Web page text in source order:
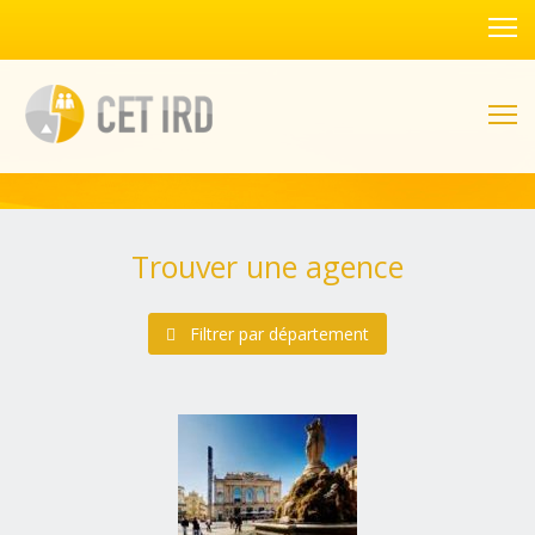
Trouver une agence
Filtrer par département
(1 agences)
Bas-Rhin (67)
Haut-Rhin (68)
Aquitaine(4 agences)
Dordogne (24)